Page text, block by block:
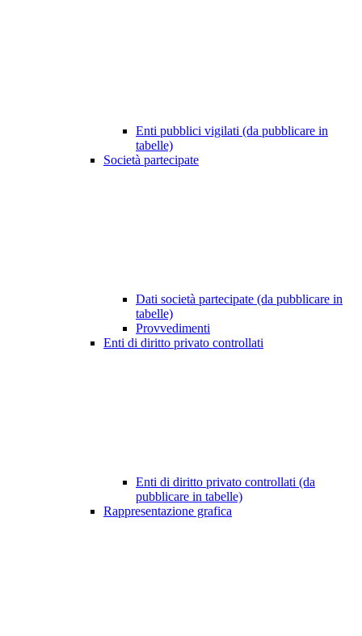
Enti pubblici vigilati (da pubblicare in
tabelle)
Società partecipate
Dati società partecipate (da pubblicare in
tabelle)
Provvedimenti
Enti di diritto privato controllati
Enti di diritto privato controllati (da
pubblicare in tabelle)
Rappresentazione grafica